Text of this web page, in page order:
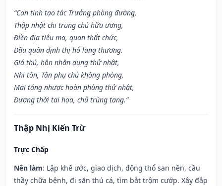
“Can tinh tạo tác Trưởng phòng đường,
Thập nhật chi trung chủ hữu ương,
Điền địa tiêu ma, quan thất chức,
Đầu quân định thị hổ lang thương.
Giá thú, hôn nhân dụng thử nhật,
Nhi tôn, Tân phụ chủ không phòng,
Mai táng nhược hoàn phùng thử nhật,
Đương thời tai họa, chủ trùng tang.”
Thập Nhị Kiến Trừ
Trực Chấp
Nên làm: Lập khế ước, giao dịch, động thổ san nền, cầu
thầy chữa bệnh, đi săn thú cá, tìm bắt trộm cướp. Xây đắp